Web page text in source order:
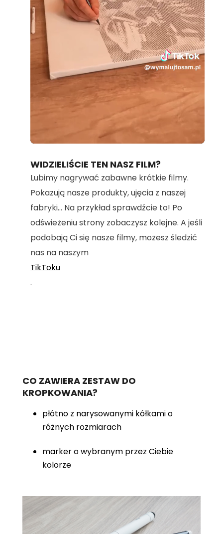
100.00%
WIDZIELIŚCIE TEN NASZ FILM?
Lubimy nagrywać zabawne krótkie filmy.
Pokazują nasze produkty, ujęcia z naszej
fabryki... Na przykład sprawdźcie to! Po
odświeżeniu strony zobaczysz kolejne. A jeśli
podobają Ci się nasze filmy, możesz śledzić
nas na naszym
TikToku
.
CO ZAWIERA ZESTAW DO
KROPKOWANIA?
płótno z narysowanymi kółkami o
różnych rozmiarach
marker o wybranym przez Ciebie
kolorze